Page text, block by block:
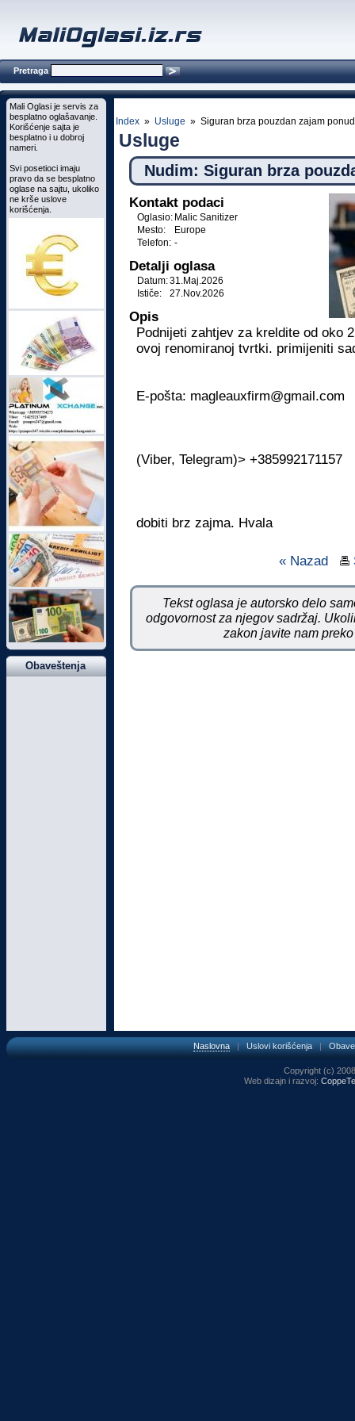
Pretraga
Index» Usluge » Siguran brza pouzdan zajam
Usluge
Nudim: Siguran brza
Kontakt podaci
Oglasio: Malic Sanitizer
Mesto:
Europe
Telefon: -
Detalji oglasa
Datum:31.Maj.2026
Ističe:
27.Nov.2026
Opis
Podnijeti zahtjev za kreldite od oko
ovoj renomiranoj tvrtki. primijeniti
E-pošta: magleauxfirm@gmail.com
(Viber, Telegram)> +385992171157
dobiti brz zajma. Hvala
« Nazad
Tekst oglasa je autorsko delo
odgovornost za njegov sadržaj.
zakon javite nam
Mali Oglasi je servis za
besplatno oglašavanje.
Korišćenje sajta je
besplatno i u dobroj
nameri.
Svi posetioci imaju
pravo da se besplatno
oglase na sajtu, ukoliko
ne krše uslove
korišćenja.
Obaveštenja
Naslovna|Uslovi korišćenja|
Copyright (c)
Web dizajn i razvoj: